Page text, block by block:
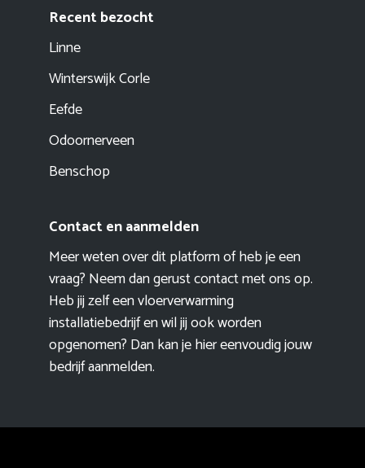
Recent bezocht
Linne
Winterswijk Corle
Eefde
Odoornerveen
Benschop
Contact en aanmelden
Meer weten over dit platform of heb je een
vraag? Neem dan gerust contact met ons op.
Heb jij zelf een vloerverwarming
installatiebedrijf en wil jij ook worden
opgenomen? Dan kan je hier eenvoudigjouw
bedrijf aanmelden.